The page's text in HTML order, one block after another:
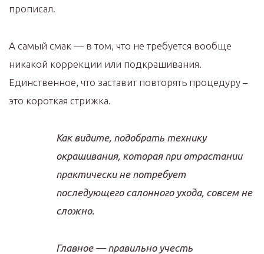
прописал.
А самый смак — в том, что не требуется вообще
никакой коррекции или подкрашивания.
Единственное, что заставит повторять процедуру –
это короткая стрижка.
Как видите, подобрать технику
окрашивания, которая при отрастании
практически не потребует
последующего салонного ухода, совсем не
сложно.
Главное — правильно учесть